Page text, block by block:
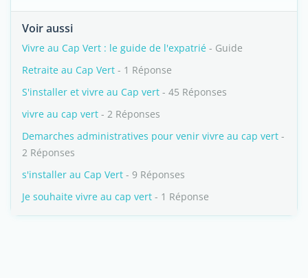
Voir aussi
Vivre au Cap Vert : le guide de l'expatrié - Guide
Retraite au Cap Vert - 1 Réponse
S'installer et vivre au Cap vert - 45 Réponses
vivre au cap vert - 2 Réponses
Demarches administratives pour venir vivre au cap vert -
2 Réponses
s'installer au Cap Vert - 9 Réponses
Je souhaite vivre au cap vert - 1 Réponse